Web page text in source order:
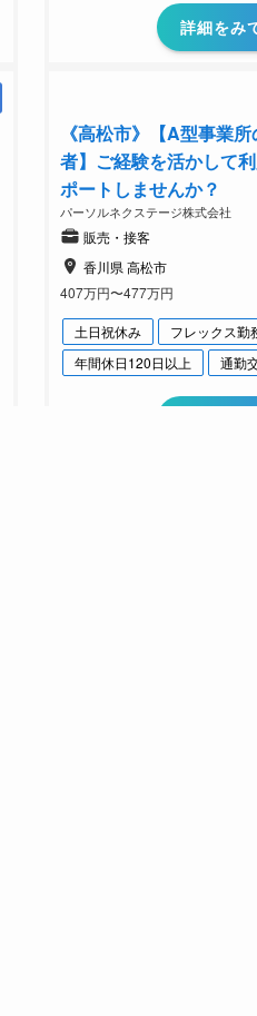
詳細をみ
《高松市》【A型事業
者】ご経験を活かして
ポートしませんか？
パーソルネクステージ株式会社
販売・接客
香川県 高松市
407万円〜477万円
土日祝休み フレックス勤
年間休日120日以上
通勤